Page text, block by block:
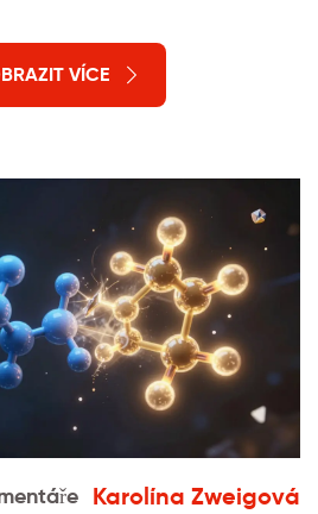
VÍCE
Karolína Zweigová